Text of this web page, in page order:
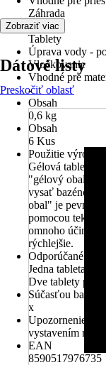
Záhrada
Forma
Tablety
Úprava vody -
Vločkovanie
Vhodné pre
-
Obsah
0,6 kg
Obsah
6 Kus
Použitie výrobku
Gélová tableta
"gélový obal"
vysať
obal" je
pomocou
omnoho
rýchlejšie.
Odporúčané
Jedna tableta
Dve tablety pre
Súčasťou balenia
x
Upozornenie
vystavením na
EAN
8590517976735
Zobraziť viac
Dátové listy
Preskočiť oblasť